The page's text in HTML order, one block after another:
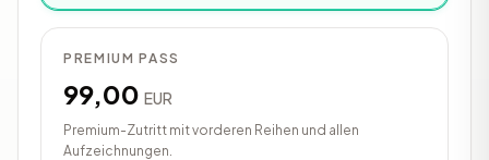
PREMIUM PASS
99,00 EUR
Premium-Zutritt mit vorderen Reihen und allen
Aufzeichnungen.